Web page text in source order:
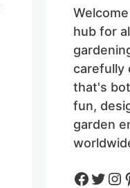
hub for
carefully
that's
fun,
garden